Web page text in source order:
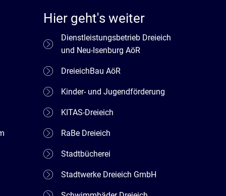
Hier geht's weiter
Dienstleistungsbetrieb Dreieich
und Neu-Isenburg AöR
DreieichBau AöR
Kinder- und Jugendförderung
KITAS-Dreieich
RaBe Dreieich
Stadtbücherei
Stadtwerke Dreieich GmbH